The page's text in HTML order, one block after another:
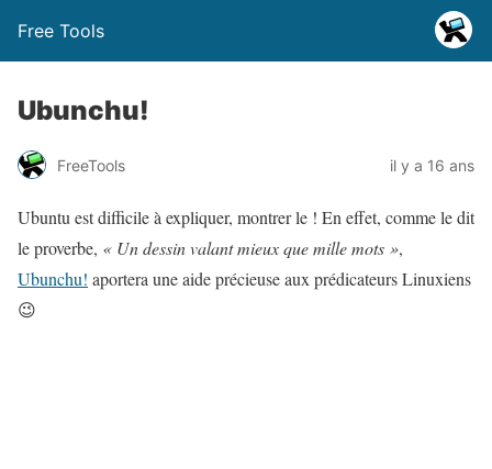
Free Tools
Ubunchu!
FreeTools il y a 16 ans
Ubuntu est difficile à expliquer, montrer le ! En effet, comme le dit
le proverbe, « Un dessin valant mieux que mille mots »,
Ubunchu! aportera une aide précieuse aux prédicateurs Linuxiens
😉